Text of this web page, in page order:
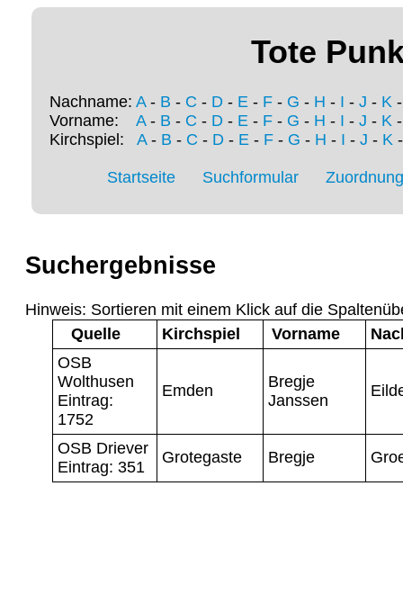
Tote
Nachname: A- B - C - D - E - F - G - H - I - J - K
Vorname: A- B - C - D - E - F - G - H - I - J - K
Kirchspiel: A- B - C - D- E- F- G - H - I - J - K
Startseite Suchformular
Suchergebnisse
Hinweis: Sortieren mit einem Klick auf die
Quelle
Kirchspiel Vorname
OSB
Wolthusen
Eintrag:
1752
Emden
Bregje
Janssen
OSB Driever
Eintrag: 351
Grotegaste Bregje